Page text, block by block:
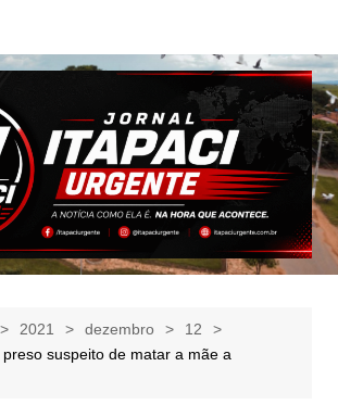
2021 dezembro
12
suspeito de matar a mãe a